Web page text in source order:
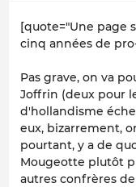
[quote="Une page
cinq années de
Pas grave, on va
Joffrin (deux pour
d'hollandisme
eux, bizarrement,
pourtant, y a de
Mougeotte plutôt
autres confrères